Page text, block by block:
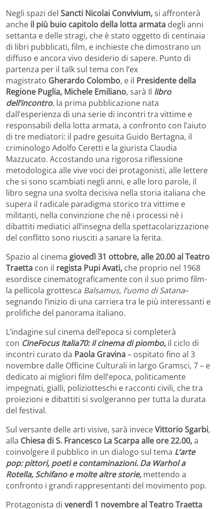
Negli spazi del Sancti Nicolai Convivium,si affronterà
anche il più buio capitolo della lotta armata degli anni
settanta e delle stragi, che è stato oggetto di centinaia
di libri pubblicati, film, e inchieste che dimostrano un
diffuso e ancora vivo desiderio di sapere. Punto di
partenza per il talk sul tema con l’ex
magistrato Gherardo Colombo, e il Presidente della
Regione Puglia, Michele Emiliano, sarà Il libro
dell’incontro, la prima pubblicazione nata
dall’esperienza di una serie di incontri tra vittime e
responsabili della lotta armata, a confronto con l’aiuto
di tre mediatori: il padre gesuita Guido Bertagna, il
criminologo Adolfo Ceretti e la giurista Claudia
Mazzucato. Accostando una rigorosa riflessione
metodologica alle vive voci dei protagonisti, alle lettere
che si sono scambiati negli anni, e alle loro parole, il
libro segna una svolta decisiva nella storia italiana che
supera il radicale paradigma storico tra vittime e
militanti, nella convinzione che né i processi né i
dibattiti mediatici all’insegna della spettacolarizzazione
del conflitto sono riusciti a sanare la ferita.
Spazio al cinema giovedì31 ottobre, alle 20.00 al Teatro
Traetta con il regista Pupi Avati, che proprio nel 1968
esordisce cinematograficamente con il suo primo film-
la pellicola grottesca Balsamus, l’uomo di Satana–
segnando l’inizio di una carriera tra le più interessanti e
prolifiche del panorama italiano.
L’indagine sul cinema dell’epoca si completerà
con CineFocus Italia70: il cinema di piombo, il ciclo di
incontri curato da Paola Gravina– ospitato fino al 3
novembre dalle Officine Culturali in largo Gramsci, 7 – e
dedicato ai migliori film dell’epoca, politicamente
impegnati, gialli, poliziotteschi e racconti civili, che tra
proiezioni e dibattiti si svolgeranno per tutta la durata
del festival.
Sul versante delle arti visive, sarà inveceVittorio Sgarbi,
alla Chiesa di S. Francesco La Scarpa alle ore 22.00,a
coinvolgere il pubblico in un dialogo sul tema L’arte
pop: pittori, poeti e contaminazioni. Da Warhol a
Rotella, Schifano e molte altre storie, mettendo a
confronto i grandi rappresentanti del movimento pop.
Protagonista di venerdì 1 novembre al Teatro Traetta